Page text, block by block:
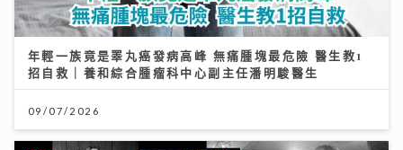
年輕一族竟是睪丸癌發病高峰 無痛腫塊最危險 醫生教1
招自救｜養和綜合腫瘤科中心副主任潘明駿醫生
09/07/2026